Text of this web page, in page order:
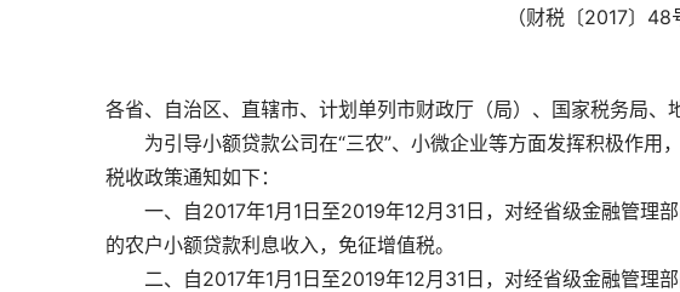
（财税〔2017〕48
各省、自治区、直辖市、计划单列市财政厅（局）、国家税务局、
为引导小额贷款公司在“三农”、小微企业等方面发挥积极作用
税收政策通知如下：
一、自2017年1月1日至2019年12月31日，对经省级金融管理
的农户小额贷款利息收入，免征增值税。
二、自2017年1月1日至2019年12月31日，对经省级金融管理